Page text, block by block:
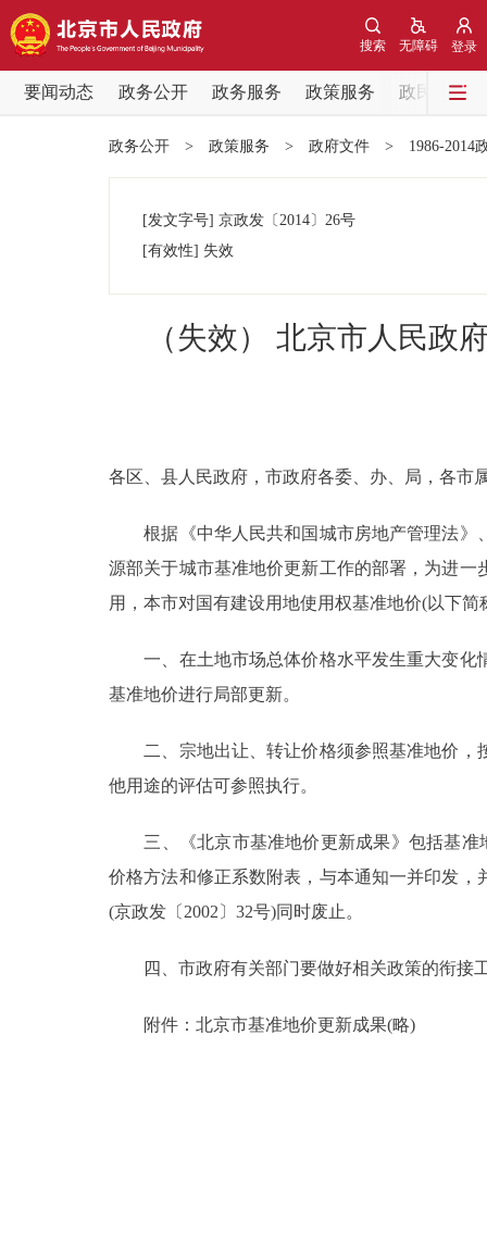
登录
无障碍
搜索
要闻动态 政务公开 政务服务 政策服务
政民互动
党中央精神
政策兑现
决策公开
政务服务
个人服务
中介服务
政民互动
参与调查
走进北京
政务公开 > 政策服务 > 政府文件 > 1986-2014
[发文字号] 京政发 〔2014〕 26号
[有效性] 失效
（失效） 北京市人民政
各区、县人民政府，市政府各委、办、局，各市
根据《中华人民共和国城市房地产管理法》
源部关于城市基准地价更新工作的部署，为进
用，本市对国有建设用地使用权基准地价(以下
一、在土地市场总体价格水平发生重大变化
基准地价进行局部更新。
二、宗地出让、转让价格须参照基准地价，
他用途的评估可参照执行。
三、《北京市基准地价更新成果》包括基准
价格方法和修正系数附表，与本通知一并印发
(京政发〔2002〕32号)同时废止。
四、市政府有关部门要做好相关政策的衔接
附件：北京市基准地价更新成果(略)